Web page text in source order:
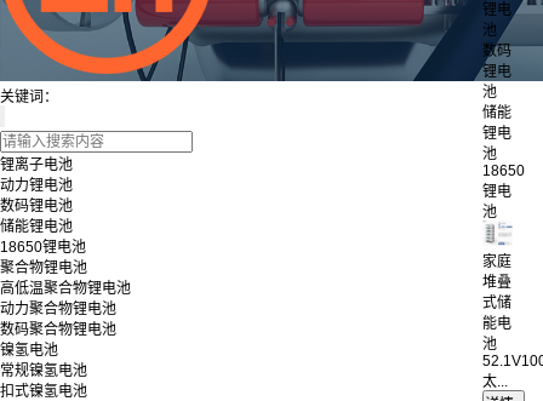
锂电
池
数码
锂电
池
储能
锂电
池
18650
锂电
池
家庭
堆叠
式储
能电
池
太...
关键词：
锂离子电池
动力锂电池
数码锂电池
储能锂电池
18650锂电池
聚合物锂电池
高低温聚合物锂电池
动力聚合物锂电池
数码聚合物锂电池
镍氢电池
常规镍氢电池
扣式镍氢电池